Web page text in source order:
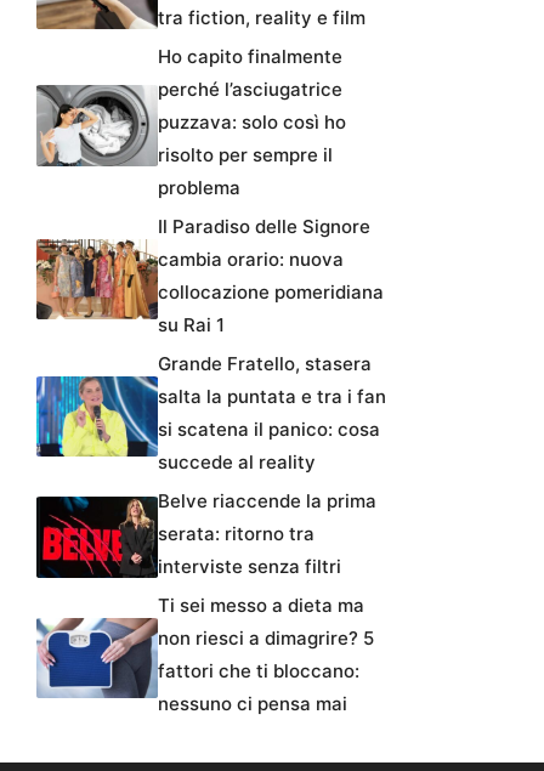
tra fiction, reality e film
Ho capito finalmente
perché l’asciugatrice
puzzava: solo così ho
risolto per sempre il
problema
Il Paradiso delle Signore
cambia orario: nuova
collocazione pomeridiana
su Rai 1
Grande Fratello, stasera
salta la puntata e tra i fan
si scatena il panico: cosa
succede al reality
Belve riaccende la prima
serata: ritorno tra
interviste senza filtri
Ti sei messo a dieta ma
non riesci a dimagrire? 5
fattori che ti bloccano:
nessuno ci pensa mai